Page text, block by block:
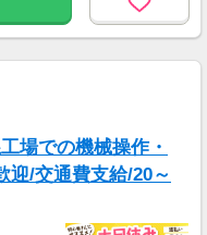
16時
場での機械操作・
迎/交通費支給/20～